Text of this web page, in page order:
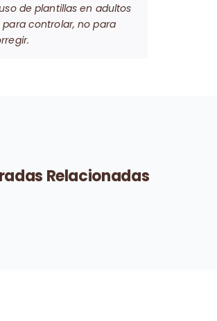
de plantillas en adultos
para controlar, no para
Relacionadas